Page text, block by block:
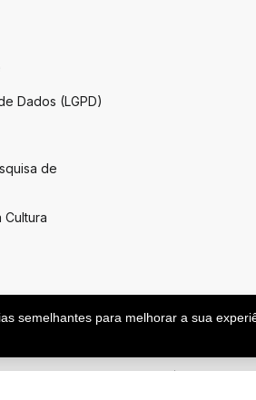
Dados (LGPD)
de
semelhantes para melhorar a sua